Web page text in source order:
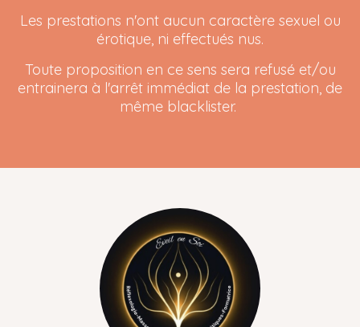
Les prestations n'ont aucun caractère sexuel ou
érotique, ni effectués nus.
Toute proposition en ce sens sera refusé et/ou
entrainera à l'arrêt immédiat de la prestation, de
même blacklister.